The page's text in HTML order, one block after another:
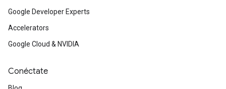
Google Developer Experts
Accelerators
Google Cloud & NVIDIA
Conéctate